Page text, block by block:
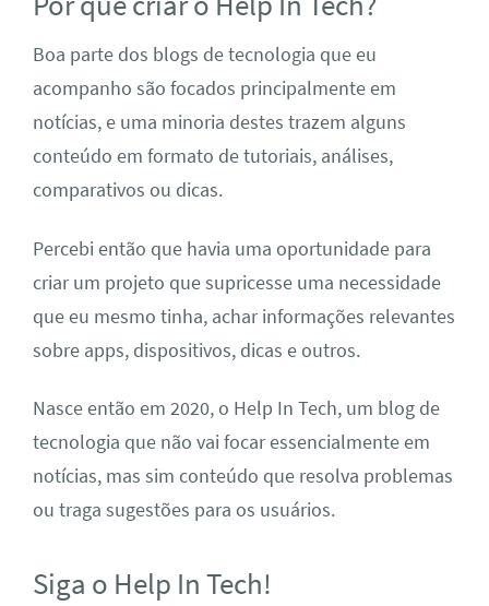
Boa parte dos blogs de tecnologia que eu
acompanho são focados principalmente em
notícias, e uma minoria destes trazem alguns
conteúdo em formato de tutoriais, análises,
comparativos ou dicas.
Percebi então que havia uma oportunidade para
criar um projeto que supricesse uma necessidade
que eu mesmo tinha, achar informações relevantes
sobre apps, dispositivos, dicas e outros.
Nasce então em 2020, o Help In Tech, um blog de
tecnologia que não vai focar essencialmente em
notícias, mas sim conteúdo que resolva problemas
ou traga sugestões para os usuários.
Siga o Help In Tech!